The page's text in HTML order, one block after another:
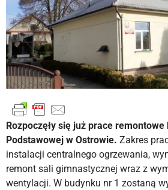
Rozpoczęły się już prace remontowe
Podstawowej w Ostrowie. Zakres
instalacji centralnego ogrzewania,
remont sali gimnastycznej wraz z
wentylacji. W budynku nr 1 zostaną